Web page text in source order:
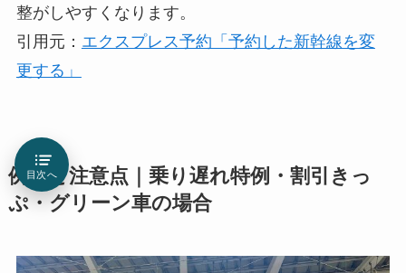
整がしやすくなります。
引用元： エクスプレス予約「予約した新幹線を変
更する」
例外と注意点｜乗り遅れ特例・割引きっ
ぷ・グリーン車の場合
目次へ